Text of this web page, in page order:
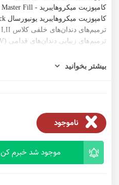
کامپوزیت میکروهایبرید - Biodinamica - Master Fill
ترمیم‌های دندان‌های خلفی کلاس I,II
ترمیم‌های زیبایی دندان‌های قدامی (Class III, IV, V) و دیاستم
بیشتر بخوانید
ناموجود
موجود شد خبرم کن